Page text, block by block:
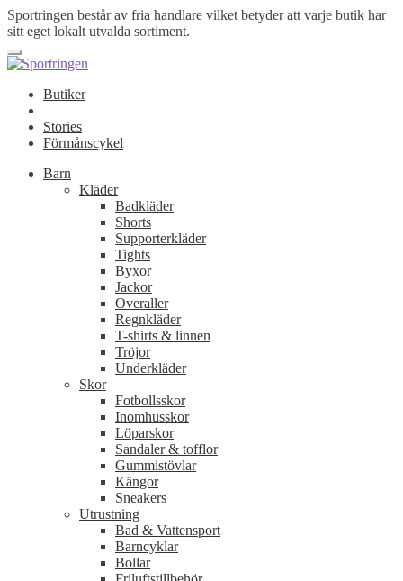
Sportringen består av fria handlare vilket betyder att varje butik har
sitt eget lokalt utvalda sortiment.
Butiker
Stories
Förmånscykel
Barn
Kläder
Badkläder
Shorts
Supporterkläder
Tights
Byxor
Jackor
Overaller
Regnkläder
T-shirts & linnen
Tröjor
Underkläder
Skor
Fotbollsskor
Inomhusskor
Löparskor
Sandaler & tofflor
Gummistövlar
Kängor
Sneakers
Utrustning
Bad & Vattensport
Barncyklar
Bollar